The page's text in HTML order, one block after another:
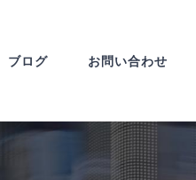
ブログ お問い合わせ